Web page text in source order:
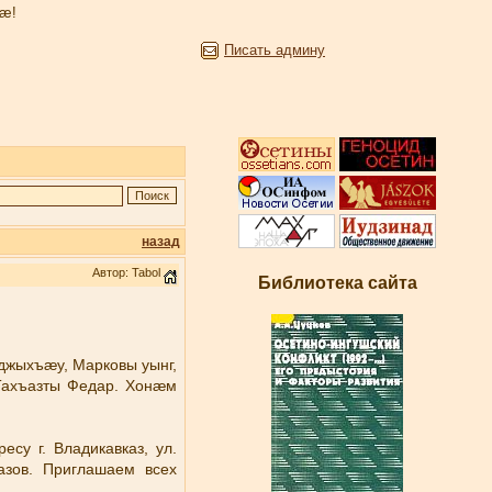
Писать админу
назад
Автор: Tabol
Марковы уынг,
Федар. Хонæм
г. Владикавказ, ул.
Приглашаем всех
Библиотека сайта